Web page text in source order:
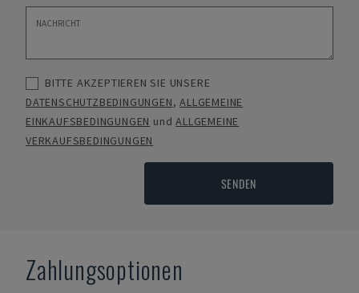
BITTE AKZEPTIEREN SIE UNSERE
DATENSCHUTZBEDINGUNGEN,ALLGEMEINE
EINKAUFSBEDINGUNGEN undALLGEMEINE
VERKAUFSBEDINGUNGEN
SENDEN
Zahlungsoptionen